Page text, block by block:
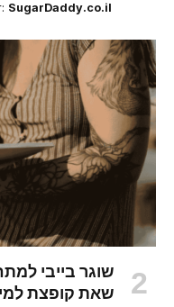
SugarDaddy.co.il
שוגר בייבי
שאת קופצת